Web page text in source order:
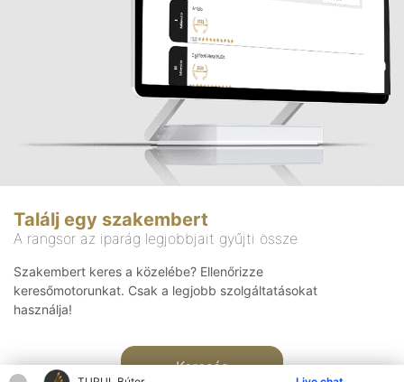
Találj egy szakembert
A rangsor az iparág legjobbjait gyűjti össze
Szakembert keres a közelébe? Ellenőrizze
keresőmotorunkat. Csak a legjobb szolgáltatásokat
használja!
Keresés